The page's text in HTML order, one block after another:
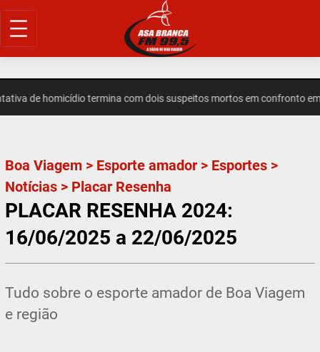
Pular
para
de homicídio termina com dois suspeitos mortos em confronto em
Boa Viagem > Esporte amador > Esportes >
Notícias > Placar Resenha
PLACAR RESENHA 2024:
16/06/2025 a 22/06/2025
Tudo sobre o esporte amador de Boa Viagem
e região